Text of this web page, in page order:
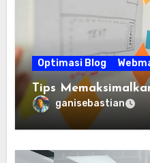
Optimasi Blog
Tips
ganisebastian